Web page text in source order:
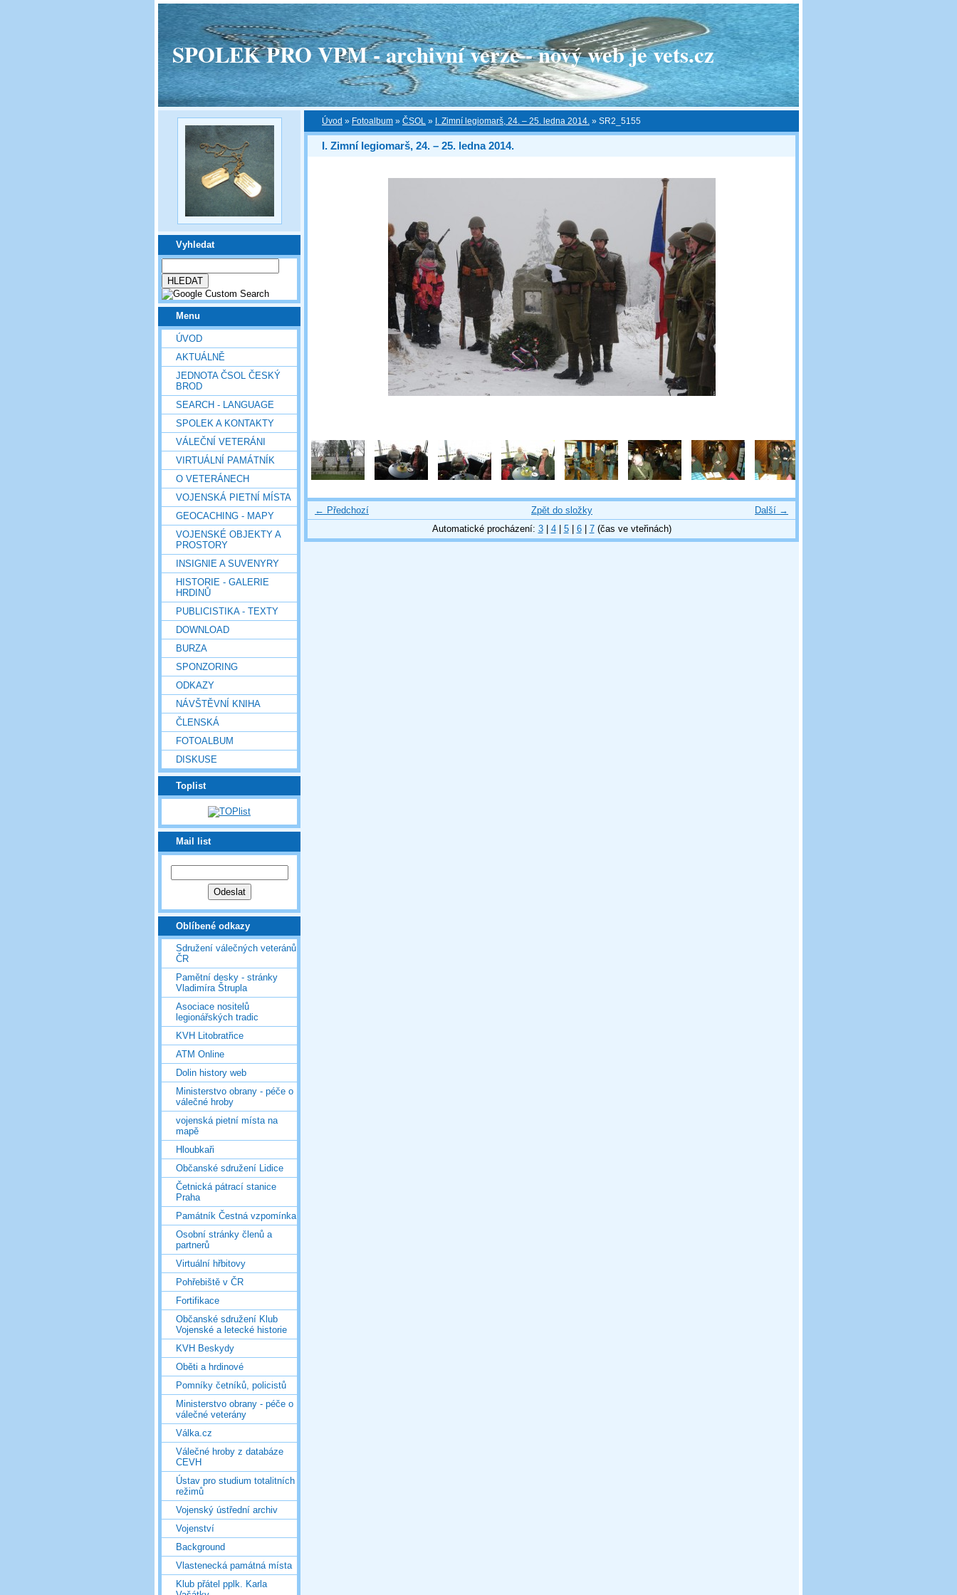
SPOLEK PRO VPM - archivní verze - nový web je vets.cz
Vyhledat
Menu
ÚVOD
AKTUÁLNĚ
JEDNOTA ČSOL ČESKÝ
BROD
SEARCH - LANGUAGE
SPOLEK A KONTAKTY
VÁLEČNÍ VETERÁNI
VIRTUÁLNÍ PAMÁTNÍK
O VETERÁNECH
VOJENSKÁ PIETNÍ MÍSTA
GEOCACHING - MAPY
VOJENSKÉ OBJEKTY A
PROSTORY
INSIGNIE A SUVENYRY
HISTORIE - GALERIE
HRDINŮ
PUBLICISTIKA - TEXTY
DOWNLOAD
BURZA
SPONZORING
ODKAZY
NÁVŠTĚVNÍ KNIHA
ČLENSKÁ
FOTOALBUM
DISKUSE
Toplist
Mail list
Oblíbené odkazy
Sdružení válečných veteránů
ČR
Pamětní desky - stránky
Vladimíra Štrupla
Asociace nositelů
legionářských tradic
KVH Litobratřice
ATM Online
Dolin history web
Ministerstvo obrany - péče o
válečné hroby
vojenská pietní místa na
mapě
Hloubkaři
Občanské sdružení Lidice
Četnická pátrací stanice
Praha
Památník Čestná vzpomínka
Osobní stránky členů a
partnerů
Virtuální hřbitovy
Pohřebiště v ČR
Fortifikace
Občanské sdružení Klub
Vojenské a letecké historie
KVH Beskydy
Oběti a hrdinové
Pomníky četníků, policistů
Ministerstvo obrany - péče o
válečné veterány
Válka.cz
Válečné hroby z databáze
CEVH
Ústav pro studium totalitních
režimů
Vojenský ústřední archiv
Vojenství
Background
Vlastenecká památná místa
Klub přátel pplk. Karla
Úvod » Fotoalbum » ČSOL » I. Zimní legiomarš, 24. – 25. ledna 2014. » SR2_5155
I. Zimní legiomarš, 24. – 25. ledna 2014.
← Předchozí Další →
Zpět do složky
Automatické procházení: 3| 4| 5| 6| 7(čas ve vteřinách)